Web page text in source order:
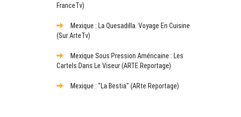
FranceTv)
Mexique : La Quesadilla. Voyage En Cuisine
(sur ArteTv)
Mexique Sous Pression Américaine : Les
Cartels Dans Le Viseur (ARTE Reportage)
Mexique : "La Bestia" (ARte Reportage)